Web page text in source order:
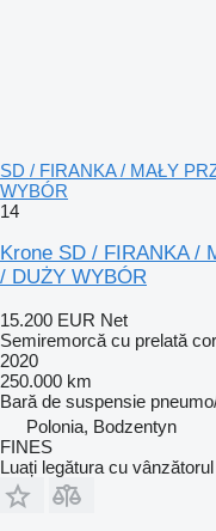
SD / FIRANKA / MAŁY
WYBÓR
14
Krone SD / FIRANKA /
/ DUŻY WYBÓR
15.200 EUR Net
Semiremorcă cu prelată
2020
250.000 km
Bară de suspensie
Polonia, Bodzentyn
FINES
Luați legătura cu vânzătorul